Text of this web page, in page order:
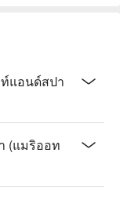
แอนด์สปา
(แมริออท